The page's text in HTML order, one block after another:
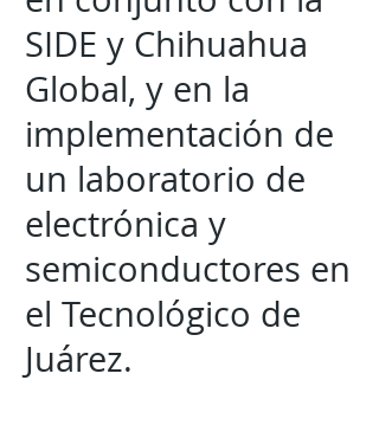
SIDE y Chihuahua
Global, y en la
implementación de
un laboratorio de
electrónica y
semiconductores en
el Tecnológico de
Juárez.